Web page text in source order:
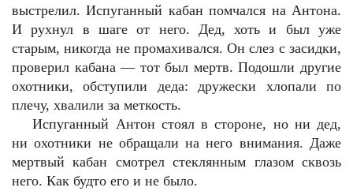
выстрелил. Испуганный кабан помчался на Антона.
И рухнул в шаге от него. Дед, хоть и был уже
старым, никогда не промахивался. Он слез с засидки,
проверил кабана — тот был мертв. Подошли другие
охотники, обступили деда: дружески хлопали по
плечу, хвалили за меткость.
Испуганный Антон стоял в стороне, но ни дед,
ни охотники не обращали на него внимания. Даже
мертвый кабан смотрел стеклянным глазом сквозь
него. Как будто его и не было.